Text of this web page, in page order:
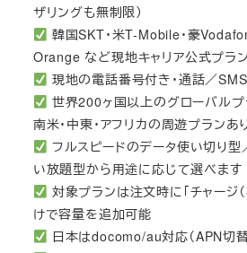
ザリングも無制限）
韓国SKT・米T-Mobile・豪
Orange など現地キャリア公式プラ
現地の電話番号付き・通話／
世界200ヶ国以上のグローバルプ
南米・中東・アフリカの周遊プランあ
フルスピードのデータ使い切り
い放題型から用途に応じて選べます
対象プランは注文時に「チャージ
けで容量を追加可能
日本はdocomo/au対応（APN切替